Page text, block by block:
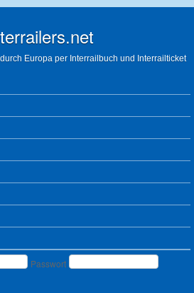
Europa per Interrailbuch und Interrailticket
Passwort